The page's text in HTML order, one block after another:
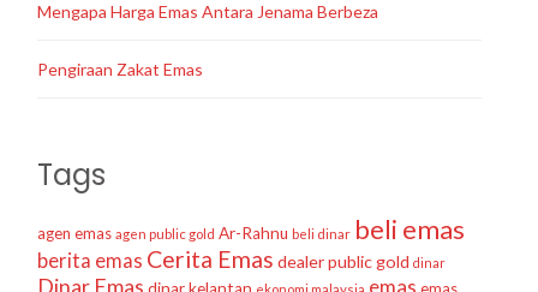
Mengapa Harga Emas Antara Jenama Berbeza
Pengiraan Zakat Emas
Tags
agen emas agen public gold Ar-Rahnu beli dinar beli emas
berita emas Cerita Emas dealer public gold dinar
Dinar Emas